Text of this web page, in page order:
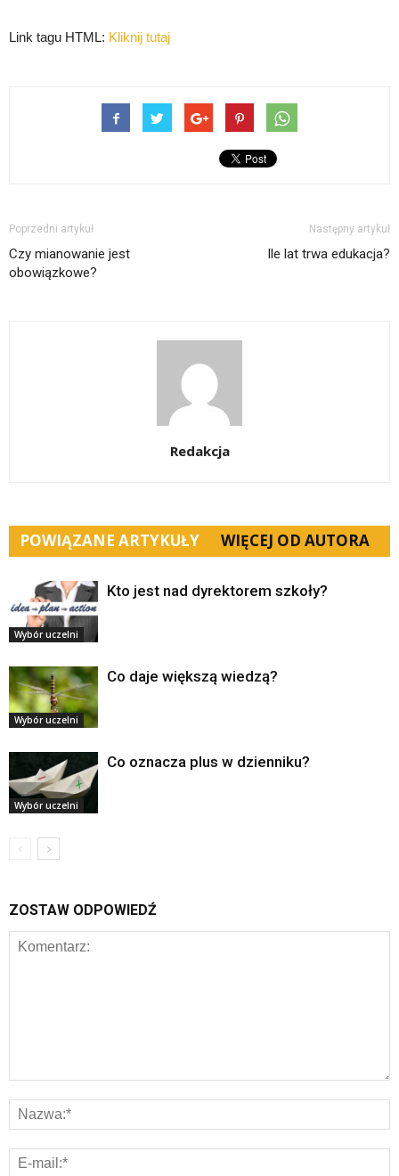
Link tagu HTML: Kliknij tutaj
Poprzedni artykuł
Czy mianowanie jest
obowiązkowe?
Następny artykuł
Ile lat trwa edukacja?
Redakcja
POWIĄZANE ARTYKUŁY WIĘCEJ OD AUTORA
Wybór uczelni
Kto jest nad dyrektorem szkoły?
Wybór uczelni
Co daje większą wiedzą?
Wybór uczelni
Co oznacza plus w dzienniku?
ZOSTAW ODPOWIEDŹ